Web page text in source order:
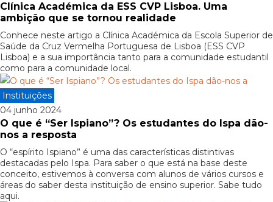
Clínica Académica da ESS CVP Lisboa. Uma
ambição que se tornou realidade
Conhece neste artigo a Clínica Académica da Escola Superior de
Saúde da Cruz Vermelha Portuguesa de Lisboa (ESS CVP
Lisboa) e a sua importância tanto para a comunidade estudantil
como para a comunidade local.
Instituições
04 junho 2024
O que é “Ser Ispiano”? Os estudantes do Ispa dão-
nos a resposta
O “espírito Ispiano” é uma das características distintivas
destacadas pelo Ispa. Para saber o que está na base deste
conceito, estivemos à conversa com alunos de vários cursos e
áreas do saber desta instituição de ensino superior. Sabe tudo
aqui.